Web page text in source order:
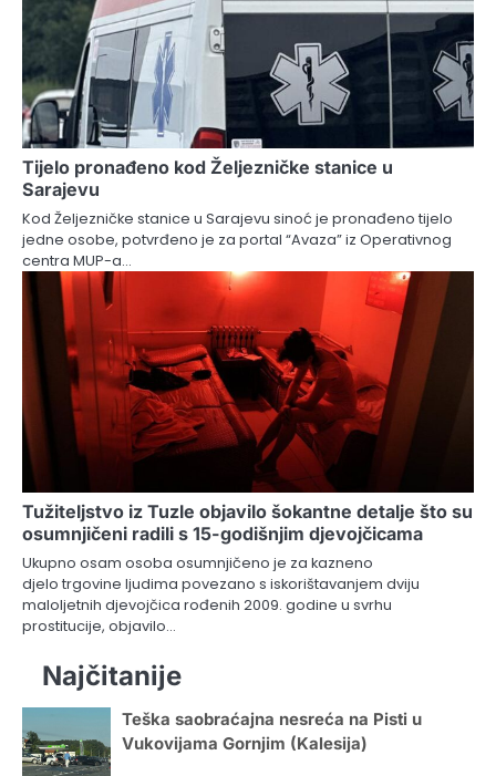
Tijelo pronađeno kod Željezničke stanice u
Sarajevu
Kod Željezničke stanice u Sarajevu sinoć je pronađeno tijelo
jedne osobe, potvrđeno je za portal “Avaza” iz Operativnog
centra MUP-a…
Tužiteljstvo iz Tuzle objavilo šokantne detalje što su
osumnjičeni radili s 15-godišnjim djevojčicama
Ukupno osam osoba osumnjičeno je za kazneno
djelo trgovine ljudima povezano s iskorištavanjem dviju
maloljetnih djevojčica rođenih 2009. godine u svrhu
prostitucije, objavilo…
Najčitanije
Teška saobraćajna nesreća na Pisti u
Vukovijama Gornjim (Kalesija)